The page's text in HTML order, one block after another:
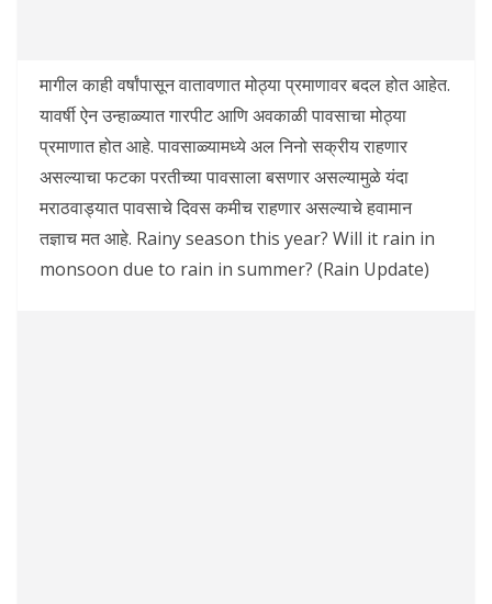
मागील काही वर्षांपासून वातावणात मोठ्या प्रमाणावर बदल होत आहेत.
यावर्षी ऐन उन्हाळ्यात गारपीट आणि अवकाळी पावसाचा मोठ्या
प्रमाणात होत आहे. पावसाळ्यामध्ये अल निनो सक्रीय राहणार
असल्याचा फटका परतीच्या पावसाला बसणार असल्यामुळे यंदा
मराठवाड्यात पावसाचे दिवस कमीच राहणार असल्याचे हवामान
तज्ञाच मत आहे. Rainy season this year? Will it rain in
monsoon due to rain in summer? (Rain Update)